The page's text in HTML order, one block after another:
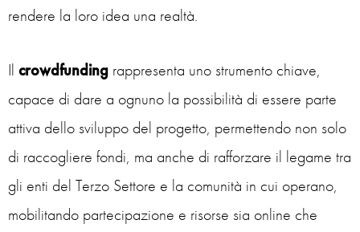
rendere la loro idea una realtà.
Il crowdfunding rappresenta uno strumento chiave,
capace di dare a ognuno la possibilità di essere parte
attiva dello sviluppo del progetto, permettendo non solo
di raccogliere fondi, ma anche di rafforzare il legame tra
gli enti del Terzo Settore e la comunità in cui operano,
mobilitando partecipazione e risorse sia online che